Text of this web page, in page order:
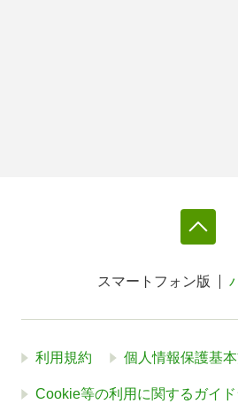
スマートフォン版
利用規約 個人情報保護基
Cookie等の利用に関するガイ